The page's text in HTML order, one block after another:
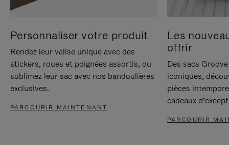
Personnaliser votre produit
Rendez leur valise unique avec des
stickers, roues et poignées assortis, ou
sublimez leur sac avec nos bandoulières
exclusives.
PARCOURIR MAINTENANT
Les
offrir
Des sacs
iconiques,
pièces
cadeaux
PARCOURIR